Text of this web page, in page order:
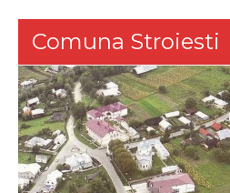
Comuna Stroiesti